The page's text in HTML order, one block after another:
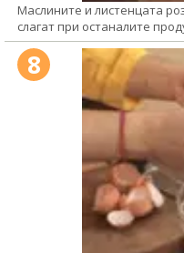
Маслините и листенцата
слагат при останалите
8